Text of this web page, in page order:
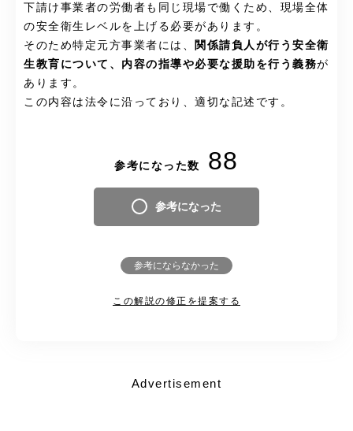
下請け事業者の労働者も同じ現場で働くため、現場全体
の安全衛生レベルを上げる必要があります。
そのため特定元方事業者には、
関係請負人が行う安全衛
生教育について、内容の指導や必要な援助を行う義務が
あります。
この内容は法令に沿っており、適切な記述です。
参考になった数 88
参考になった
参考にならなかった
この解説の修正を提案する
Advertisement